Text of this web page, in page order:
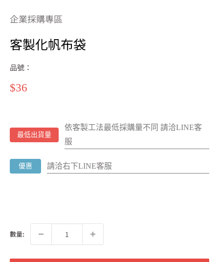
企業採購專區
客製化帆布袋
品號：
特
$36
最低出貨量
依客製工法最低採購量不同 請洽LINE客
服
優惠 請洽右下LINE客服
數量: